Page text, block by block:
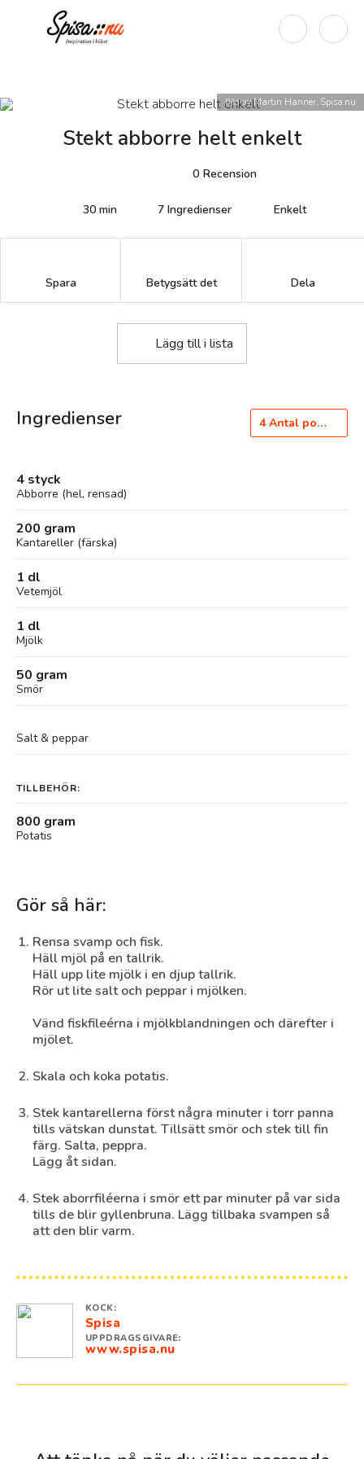
Bild av Martin Hanner, Spisa.nu
Stekt abborre helt enkelt
0 Recension
30 min 7 Ingredienser Enkelt
Spara Betygsätt det Dela
Lägg till i lista
Ingredienser 4 Antal portioner
4 styck
Abborre (hel, rensad)
200 gram
Kantareller (färska)
1 dl
Vetemjöl
1 dl
Mjölk
50 gram
Smör
Salt & peppar
TILLBEHÖR:
800 gram
Potatis
Gör så här:
Rensa svamp och fisk.
Häll mjöl på en tallrik.
Häll upp lite mjölk i en djup tallrik.
Rör ut lite salt och peppar i mjölken.
Vänd fiskfileérna i mjölkblandningen och därefter i
mjölet.
Skala och koka potatis.
Stek kantarellerna först några minuter i torr panna
tills vätskan dunstat. Tillsätt smör och stek till fin
färg. Salta, peppra.
Lägg åt sidan.
Stek aborrfiléerna i smör ett par minuter på var sida
tills de blir gyllenbruna. Lägg tillbaka svampen så
att den blir varm.
KOCK:
Spisa
UPPDRAGSGIVARE:
www.spisa.nu